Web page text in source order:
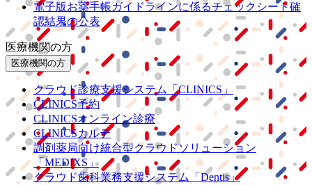
電子版お薬手帳ガイドラインに係るチェックシート確
認結果の公表
医療機関の方
医療機関の方
クラウド診療支援システム
「CLINICS」
CLINICS予約
CLINICSオンライン診療
CLINICSカルテ
調剤薬局向け統合型クラウドソリューション
「MEDIXS」
クラウド歯科業務支援システム
「Dentis」